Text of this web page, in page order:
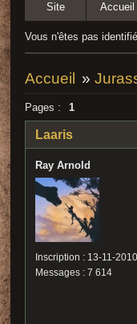
Site Accueil
Vous n'êtes pas
Accueil »
Pages : 1
Laaris
Ray Arnold
Inscription : 13-11-2010
Messages : 7 614